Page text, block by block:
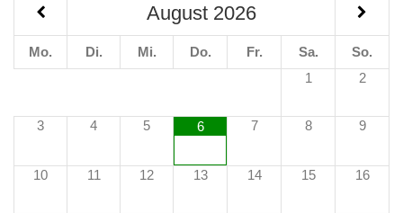
August 2026
Mo. Di. Mi. Do. Fr. Sa.
So.
1
2
3 4 5 6 7 8 9
10 11 12 13 14 15 16